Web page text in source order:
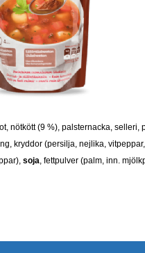
nötkött (9 %), palsternacka,
kryddor (persilja, nejlika,
soja, fettpulver (palm, inn.